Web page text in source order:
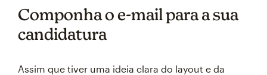
Componha o e-mail para a sua
candidatura
Assim que tiver uma ideia clara do layout e da